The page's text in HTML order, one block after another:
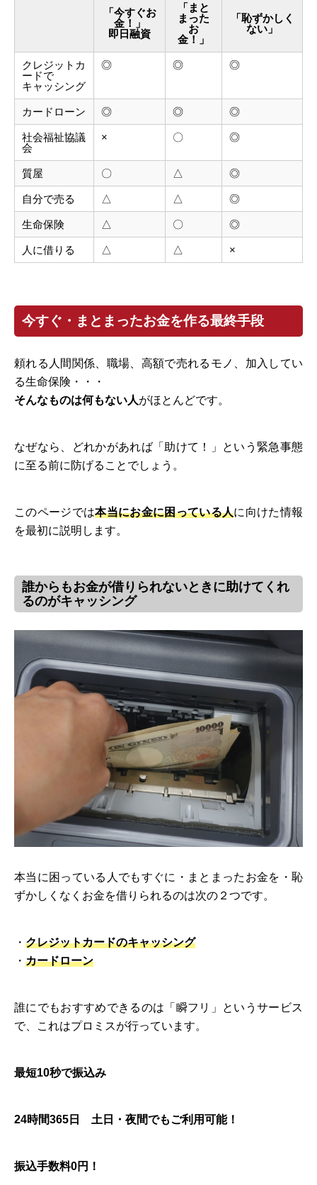
「今すぐお
金！」
即日融資
「まと
まった
お
金！」
「恥ずかしく
ない」
クレジットカ
ードで
キャッシング
◎ ◎ ◎
カードローン ◎ ◎ ◎
社会福祉協議
会
× 〇 ◎
質屋 〇 △ ◎
自分で売る △ △ ◎
生命保険 △ 〇 ◎
人に借りる △ △ ×
今すぐ・まとまったお金を作る最終手段
頼れる人間関係、職場、高額で売れるモノ、加入してい
る生命保険・・・
そんなものは何もない人がほとんどです。
なぜなら、どれかがあれば「助けて！」という緊急事態
に至る前に防げることでしょう。
このページでは本当にお金に困っている人に向けた情報
を最初に説明します。
誰からもお金が借りられないときに助けてくれ
るのがキャッシング
本当に困っている人でもすぐに・まとまったお金を・恥
ずかしくなくお金を借りられるのは次の２つです。
・ クレジットカードのキャッシング
・ カードローン
誰にでもおすすめできるのは「瞬フリ」というサービス
で、これはプロミスが行っています。
最短10秒で振込み
24時間365日 土日・夜間でもご利用可能！
振込手数料0円！